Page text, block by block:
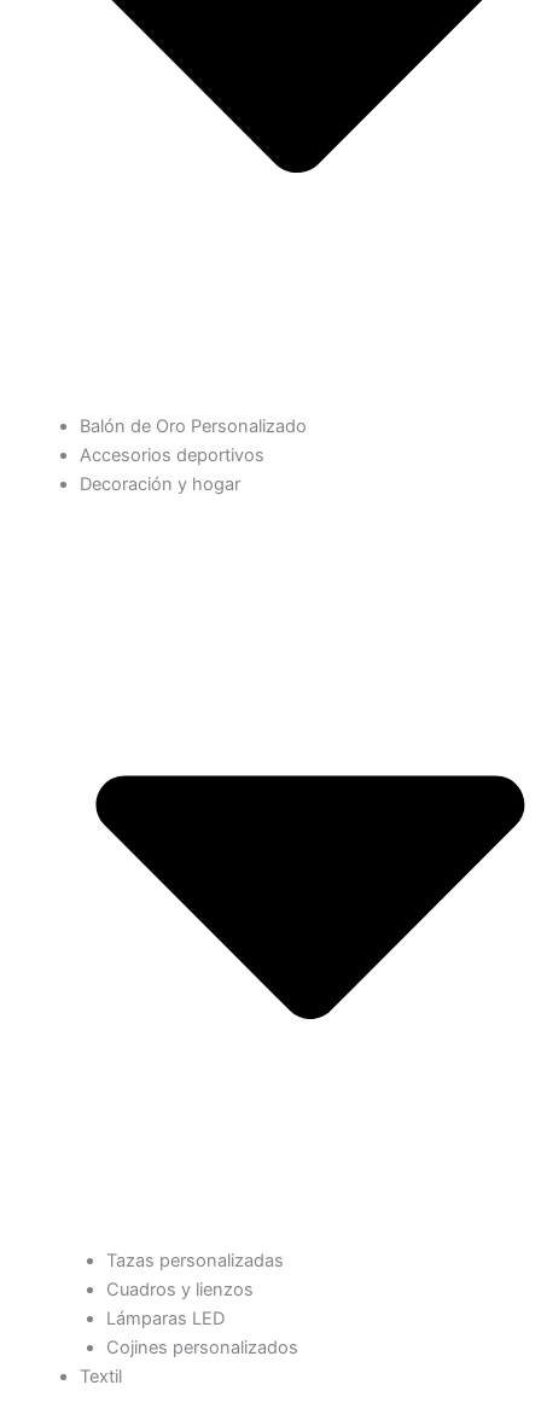
Balón de Oro Personalizado
Accesorios deportivos
Decoración y hogar
Tazas personalizadas
Cuadros y lienzos
Lámparas LED
Cojines personalizados
Textil